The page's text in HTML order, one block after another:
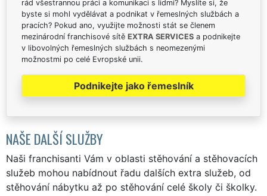
rád všestrannou práci a komunikaci s lidmi? Myslíte si, že
byste si mohl vydělávat a podnikat v řemeslných službách a
pracích? Pokud ano, využijte možnosti stát se členem
mezinárodní franchisové sítě EXTRA SERVICES a podnikejte
v libovolných řemeslných službách s neomezenými
možnostmi po celé Evropské unii.
Podnikejte jako řemeslník
NAŠE DALŠÍ SLUŽBY
Naši franchisanti Vám v oblasti stěhování a stěhovacích
služeb mohou nabídnout řadu dalších extra služeb, od
stěhování nábytku až po stěhování celé školy či školky.